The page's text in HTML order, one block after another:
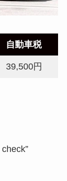
自動車税
39,500円